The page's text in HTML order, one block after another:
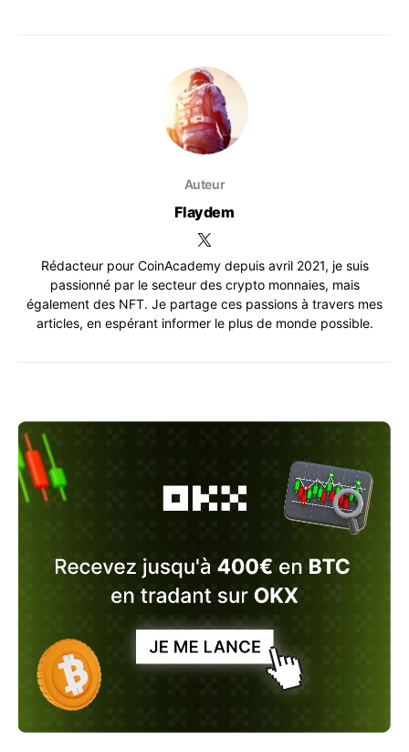
Auteur
Flaydem
Rédacteur pour CoinAcademy depuis avril 2021, je suis
passionné par le secteur des crypto monnaies, mais
également des NFT. Je partage ces passions à travers mes
articles, en espérant informer le plus de monde possible.